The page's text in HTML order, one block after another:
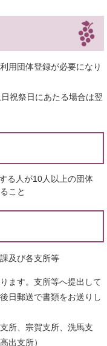
用団体登録が必要になり
祝祭日にあたる場合は翌
る人が10人以上の団体
こと
及び各支所等
ます。支所等へ提出して
日郵送で書類をお送りし
所、宗賀支所、洗馬支
出支所）